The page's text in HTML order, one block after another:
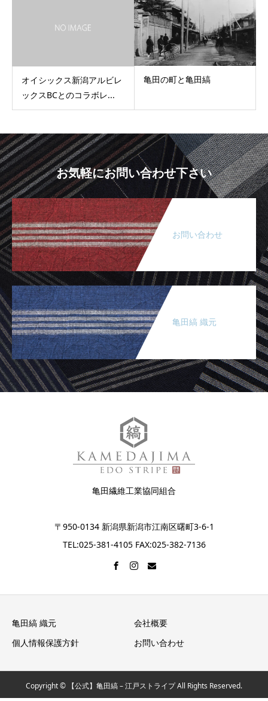
オイシックス新潟アルビレ
ックスBCとのコラボレ...
亀田の町と亀田縞
お気軽にお問い合わせ下さい
お問い合わせ
亀田縞 織元
亀田繊維工業協同組合
〒950-0134 新潟県新潟市江南区曙町3-6-1
TEL:025-381-4105 FAX:025-382-7136
亀田縞 織元
会社概要
個人情報保護方針
お問い合わせ
Copyright © 【公式】亀田縞 – 江戸ストライプ All Rights Reserved.
電話をかける お問い合わせ